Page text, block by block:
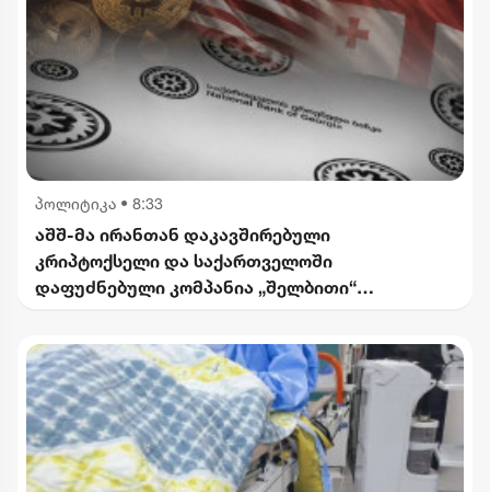
პოლიტიკა • 8:33
აშშ-მა ირანთან დაკავშირებული
კრიპტოქსელი და საქართველოში
დაფუძნებული კომპანია „შელბითი“